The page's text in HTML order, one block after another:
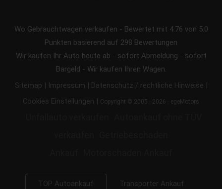
Wo Gebrauchtwagen verkaufen - Bewertet mit 4.76 von 5.0
Punkten basierend auf 298 Bewertungen
Wir kaufen Ihr Auto heute ab - sofort Abmeldung - sofort
Bargeld - Wir kaufen Ihren Wagen.
Sitemap | Impressum | Datenschutz / rechtliche Hinweise |
Cookies Einstellungen | Copyright © 2005 - 2026 - egeMotors
TOP Autoankauf Transporter Ankauf